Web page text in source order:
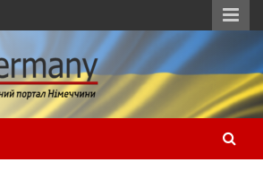
інформаційний
портал в Німеччині, новини
Німеччині